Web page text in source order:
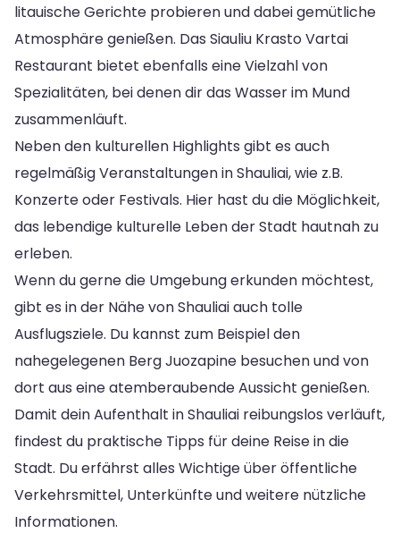
litauische Gerichte probieren und dabei gemütliche
Atmosphäre genießen. Das Siauliu Krasto Vartai
Restaurant bietet ebenfalls eine Vielzahl von
Spezialitäten, bei denen dir das Wasser im Mund
zusammenläuft.
Neben den kulturellen Highlights gibt es auch
regelmäßig Veranstaltungen in Shauliai, wie z.B.
Konzerte oder Festivals. Hier hast du die Möglichkeit,
das lebendige kulturelle Leben der Stadt hautnah zu
erleben.
Wenn du gerne die Umgebung erkunden möchtest,
gibt es in der Nähe von Shauliai auch tolle
Ausflugsziele. Du kannst zum Beispiel den
nahegelegenen Berg Juozapine besuchen und von
dort aus eine atemberaubende Aussicht genießen.
Damit dein Aufenthalt in Shauliai reibungslos verläuft,
findest du praktische Tipps für deine Reise in die
Stadt. Du erfährst alles Wichtige über öffentliche
Verkehrsmittel, Unterkünfte und weitere nützliche
Informationen.